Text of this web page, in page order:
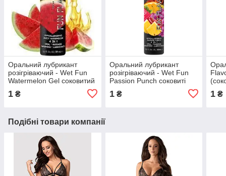
Оральний лубрикант
розігріваючий - Wet Fun
Watermelon Gel соковитий
1 ₴
Оральний лубрикант
розігріваючий - Wet Fun
Passion Punch соковиті
1₴ 1 ₴
Подібні товари компанії